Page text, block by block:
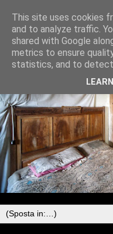
This site uses cookies
and to analyze traffic.
shared with Google
metrics to ensure
statistics, and to detect